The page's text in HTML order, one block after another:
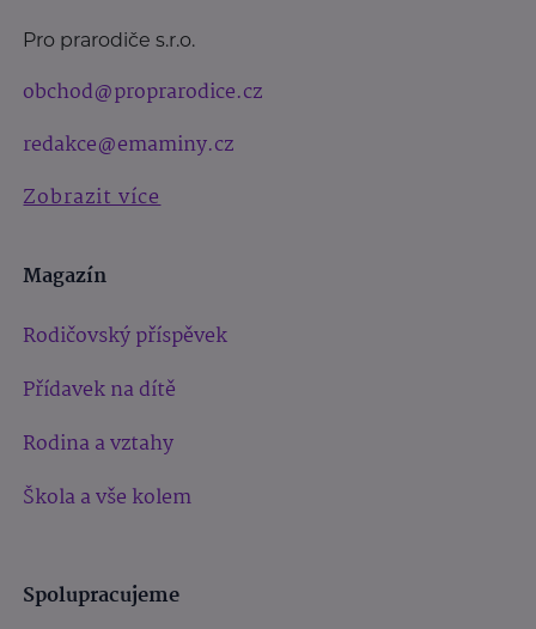
Pro prarodiče s.r.o.
obchod@proprarodice.cz
redakce@emaminy.cz
Zobrazit více
Magazín
Rodičovský příspěvek
Přídavek na dítě
Rodina a vztahy
Škola a vše kolem
Spolupracujeme